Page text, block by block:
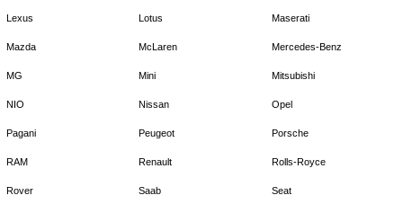
Lexus Lotus Maserati
Mazda McLaren Mercedes-Benz
MG Mini Mitsubishi
NIO Nissan Opel
Pagani Peugeot Porsche
RAM Renault Rolls-Royce
Rover Saab Seat